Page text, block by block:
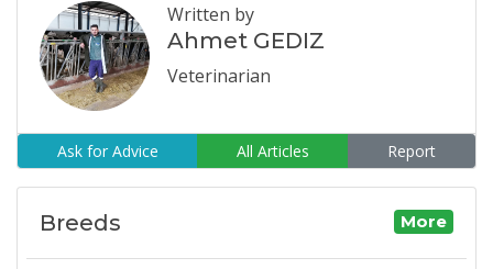
Written by
Ahmet GEDIZ
Veterinarian
Ask for Advice All Articles Report
Breeds More